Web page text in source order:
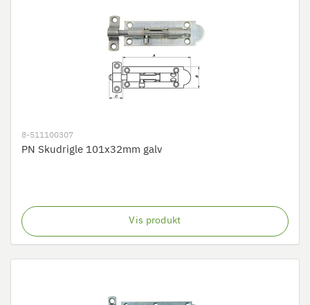
8-511100307
PN Skudrigle 101x32mm galv
Vis produkt